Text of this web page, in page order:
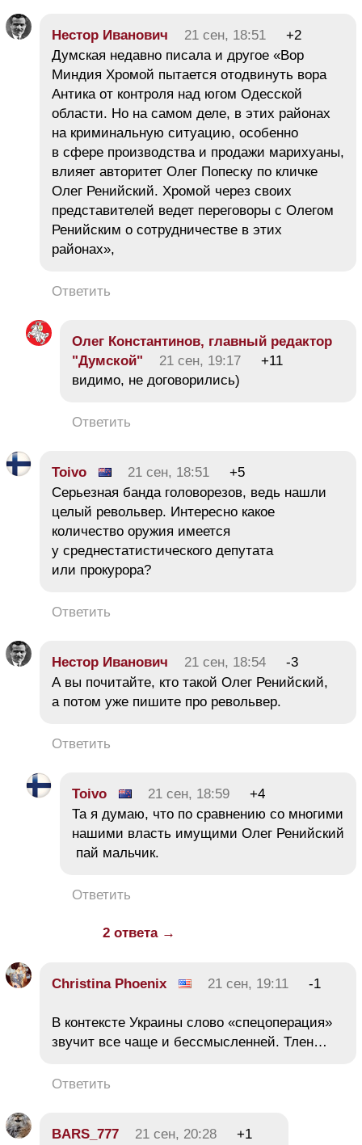
Нестор Иванович 21 сен, 18:51
+2
Думская недавно писала и другое «Вор
Миндия Хромой пытается отодвинуть вора
Антика от контроля над югом Одесской
области. Но на самом деле, в этих районах
на криминальную ситуацию, особенно
в сфере производства и продажи марихуаны,
влияет авторитет Олег Попеску по кличке
Олег Ренийский. Хромой через своих
представителей ведет переговоры с Олегом
Ренийским о сотрудничестве в этих
районах»,
Ответить
Олег Константинов, главный редактор
"Думской"
21 сен, 19:17
+11
видимо, не договорились)
Ответить
Toivo 21 сен, 18:51
+5
Серьезная банда головорезов, ведь нашли
целый револьвер. Интересно какое
количество оружия имеется
у среднестатистического депутата
или прокурора?
Ответить
Нестор Иванович 21 сен, 18:54
-3
А вы почитайте, кто такой Олег Ренийский,
а потом уже пишите про револьвер.
Ответить
Toivo 21 сен, 18:59
+4
Та я думаю, что по сравнению со многими
нашими власть имущими Олег Ренийский
пай мальчик.
Ответить
2 ответа →
Christina Phoenix 21 сен, 19:11 -1
В контексте Украины слово «спецоперация»
звучит все чаще и бессмысленней. Тлен…
Ответить
BARS_777 21 сен, 20:28
+1